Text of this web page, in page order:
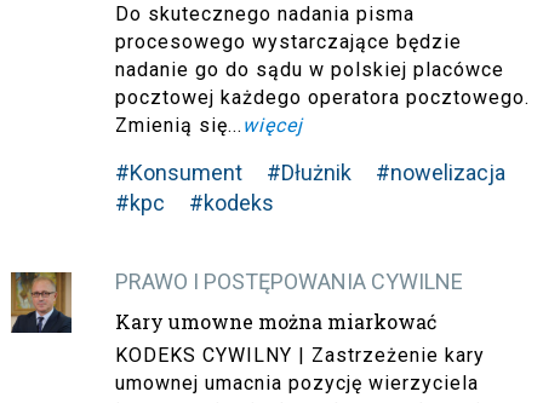
Do skutecznego nadania pisma
procesowego wystarczające będzie
nadanie go do sądu w polskiej placówce
pocztowej każdego operatora pocztowego.
Zmienią się... więcej
#Konsument #Dłużnik
#nowelizacja
#kpc
#kodeks
PRAWO I POSTĘPOWANIA CYWILNE
Kary umowne można miarkować
KODEKS CYWILNY | Zastrzeżenie kary
umownej umacnia pozycję wierzyciela